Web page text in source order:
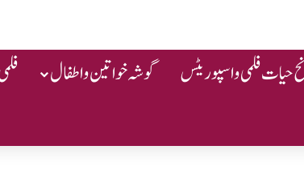
حیات فلمی و اسپوریٹس گوشہ خواتین و اطفال